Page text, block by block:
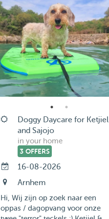
Doggy Daycare for Ketjiel
and Sajojo
in your home
3 OFFERS
16-08-2026
Arnhem
Hi, Wij zijn op zoek naar een
oppas / dagopvang voor onze